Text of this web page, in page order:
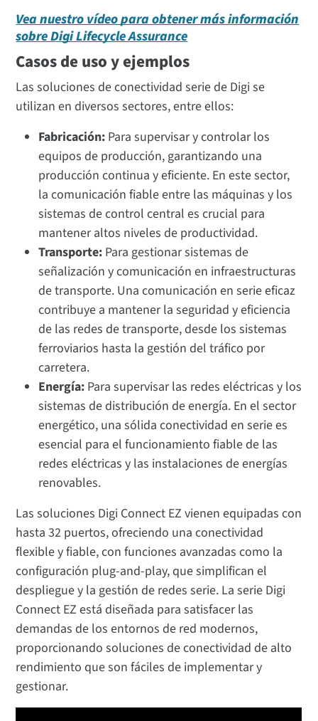
Vea nuestro vídeo para obtener más información
sobre Digi Lifecycle Assurance
Casos de uso y ejemplos
Las soluciones de conectividad serie de Digi se
utilizan en diversos sectores, entre ellos:
Fabricación: Para supervisar y controlar los
equipos de producción, garantizando una
producción continua y eficiente. En este sector,
la comunicación fiable entre las máquinas y los
sistemas de control central es crucial para
mantener altos niveles de productividad.
Transporte: Para gestionar sistemas de
señalización y comunicación en infraestructuras
de transporte. Una comunicación en serie eficaz
contribuye a mantener la seguridad y eficiencia
de las redes de transporte, desde los sistemas
ferroviarios hasta la gestión del tráfico por
carretera.
Energía: Para supervisar las redes eléctricas y los
sistemas de distribución de energía. En el sector
energético, una sólida conectividad en serie es
esencial para el funcionamiento fiable de las
redes eléctricas y las instalaciones de energías
renovables.
Las soluciones Digi Connect EZ vienen equipadas con
hasta 32 puertos, ofreciendo una conectividad
flexible y fiable, con funciones avanzadas como la
configuración plug-and-play, que simplifican el
despliegue y la gestión de redes serie. La serie Digi
Connect EZ está diseñada para satisfacer las
demandas de los entornos de red modernos,
proporcionando soluciones de conectividad de alto
rendimiento que son fáciles de implementar y
gestionar.